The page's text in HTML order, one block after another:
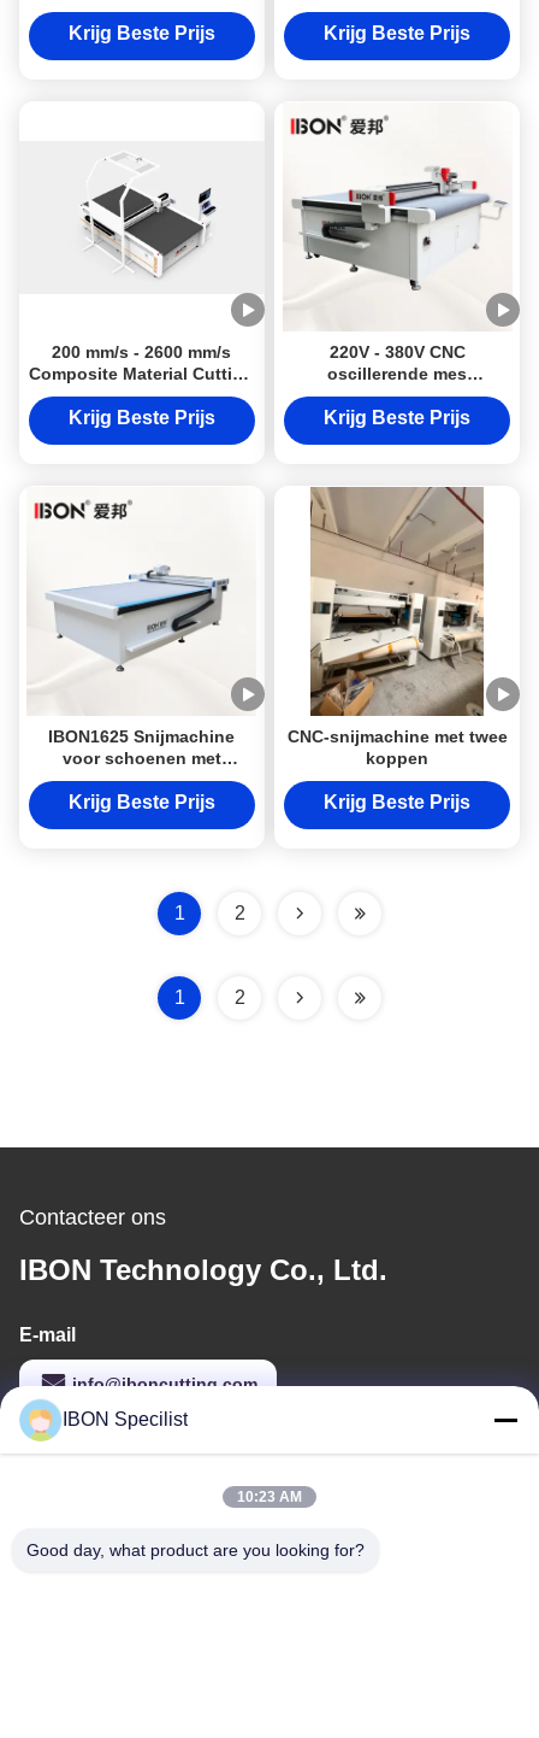
rubber snijmachine met
aanpassingsoptie
Krijg Beste Prijs
rubber
Krijg Beste Prijs
200 mm/s - 2600 mm/s
Composite Material Cutting
Machine 50Hz akoestisch
paneel snijmachine
Krijg Beste Prijs
220V - 380V CNC
oscillerende mes
snijmachine met
automatische voeding
Krijg Beste Prijs
IBON1625 Snijmachine
voor schoenen met
meerdere lagen en hoge
precisie (±0,1 mm) zonder
Krijg Beste Prijs
CNC-snijmachine met twee
koppen
Krijg Beste Prijs
1 2
1 2
Contacteer ons
IBON Technology Co., Ltd.
E-mail
info@iboncutting.com
Gebouw 5, Nr. 212 Liaofu Road, Liaobu Town, Dongguan,
IBON Specilist
10:23 AM
Good day, what product are you looking for?